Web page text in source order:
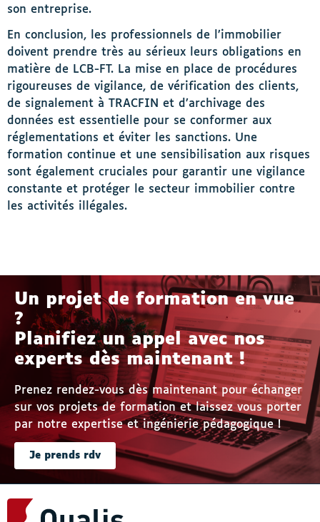
son entreprise.
En conclusion, les professionnels de l’immobilier
doivent prendre très au sérieux leurs obligations en
matière de LCB-FT. La mise en place de procédures
rigoureuses de vigilance, de vérification des clients,
de signalement à TRACFIN et d’archivage des
données est essentielle pour se conformer aux
réglementations et éviter les sanctions. Une
formation continue et une sensibilisation aux risques
sont également cruciales pour garantir une vigilance
constante et protéger le secteur immobilier contre
les activités illégales.
Un projet de formation en vue
?
Planifiez un appel avec nos
experts dès maintenant !
Prenez rendez-vous dès maintenant pour échanger
sur vos projets de formation et laissez vous porter
par notre expertise et ingénierie pédagogique !
Je prends rdv